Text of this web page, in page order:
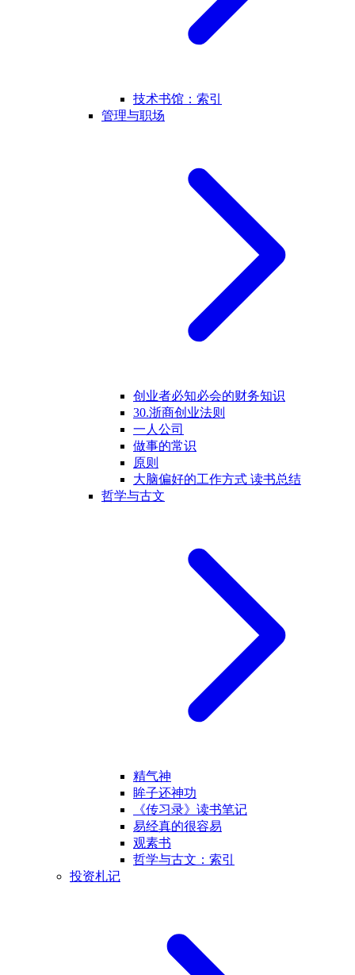
技术书馆：索引
管理与职场
创业者必知必会的财务知识
30.浙商创业法则
一人公司
做事的常识
原则
大脑偏好的工作方式 读书总结
哲学与古文
精气神
眸子还神功
《传习录》读书笔记
易经真的很容易
观素书
哲学与古文：索引
投资札记